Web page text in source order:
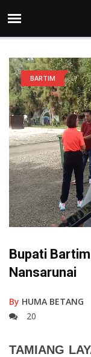
BARTIM
Bupati
Nansarunai
By HUMA BETANG
20
TAMIANG